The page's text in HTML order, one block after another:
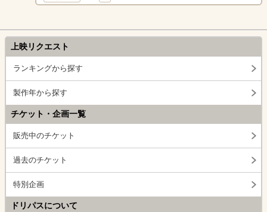
上映リクエスト
ランキングから探す
製作年から探す
チケット・企画一覧
販売中のチケット
過去のチケット
特別企画
ドリパスについて